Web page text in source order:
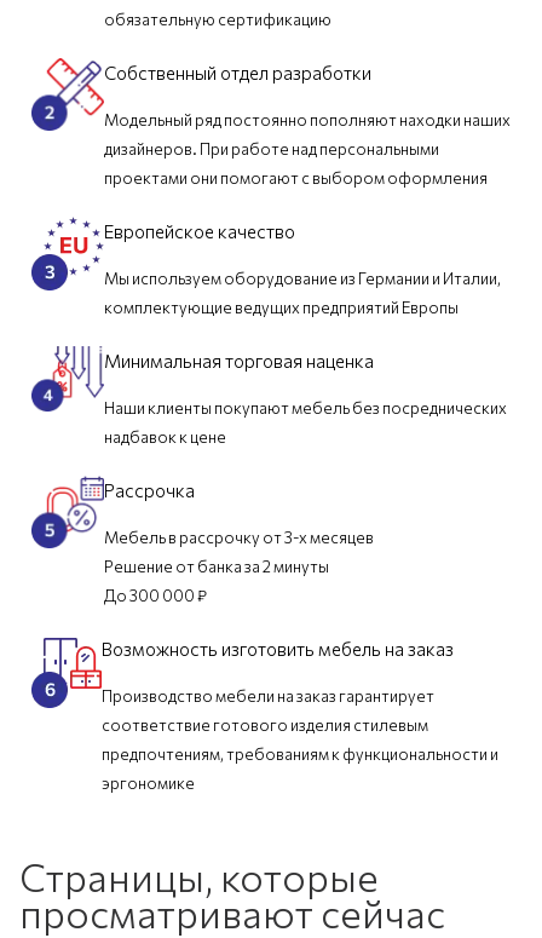
обязательную сертификацию
Собственный отдел разработки
Модельный ряд постоянно пополняют находки наших
дизайнеров. При работе над персональными
проектами они помогают с выбором оформления
Европейское качество
Мы используем оборудование из Германии и Италии,
комплектующие ведущих предприятий Европы
Минимальная торговая наценка
Наши клиенты покупают мебель без посреднических
надбавок к цене
Рассрочка
Мебель в рассрочку от 3-х месяцев
Решение от банка за 2 минуты
До 300 000 ₽
Возможность изготовить мебель на заказ
Производство мебели на заказ гарантирует
соответствие готового изделия стилевым
предпочтениям, требованиям к функциональности и
эргономике
Страницы, которые
просматривают сейчас